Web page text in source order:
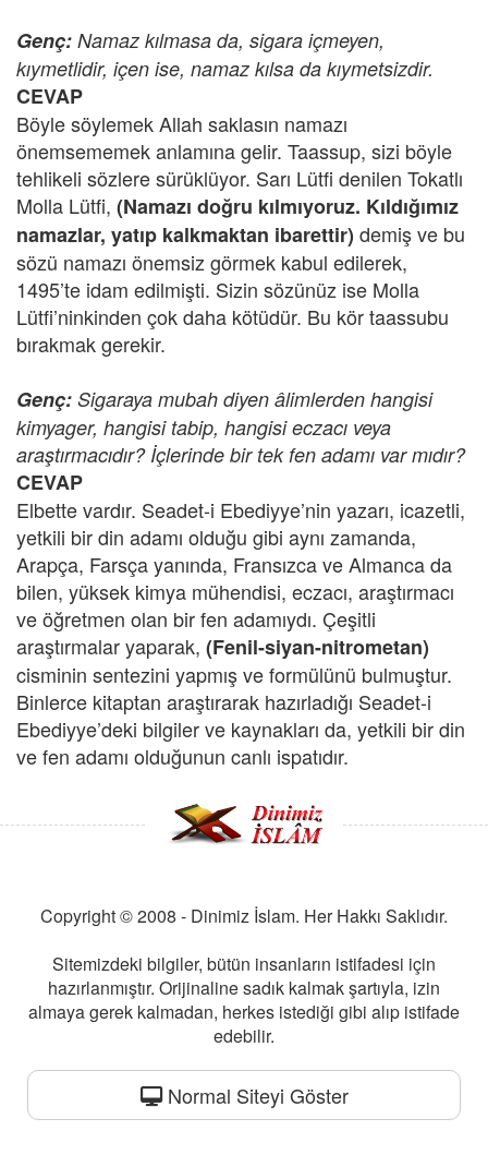
Genç: Namaz kılmasa da, sigara içmeyen,
kıymetlidir, içen ise, namaz kılsa da kıymetsizdir.
CEVAP
Böyle söylemek Allah saklasın namazı
önemsememek anlamına gelir. Taassup, sizi böyle
tehlikeli sözlere sürüklüyor. Sarı Lütfi denilen Tokatlı
Molla Lütfi, (Namazı doğru kılmıyoruz. Kıldığımız
namazlar, yatıp kalkmaktan ibarettir) demiş ve bu
sözü namazı önemsiz görmek kabul edilerek,
1495’te idam edilmişti. Sizin sözünüz ise Molla
Lütfi’ninkinden çok daha kötüdür. Bu kör taassubu
bırakmak gerekir.
Genç: Sigaraya mubah diyen âlimlerden hangisi
kimyager, hangisi tabip, hangisi eczacı veya
araştırmacıdır? İçlerinde bir tek fen adamı var mıdır?
CEVAP
Elbette vardır. Seadet-i Ebediyye’nin yazarı, icazetli,
yetkili bir din adamı olduğu gibi aynı zamanda,
Arapça, Farsça yanında, Fransızca ve Almanca da
bilen, yüksek kimya mühendisi, eczacı, araştırmacı
ve öğretmen olan bir fen adamıydı. Çeşitli
araştırmalar yaparak, (Fenil-siyan-nitrometan)
cisminin sentezini yapmış ve formülünü bulmuştur.
Binlerce kitaptan araştırarak hazırladığı Seadet-i
Ebediyye’deki bilgiler ve kaynakları da, yetkili bir din
ve fen adamı olduğunun canlı ispatıdır.
Copyright © 2008 - Dinimiz İslam. Her Hakkı Saklıdır.
Sitemizdeki bilgiler, bütün insanların istifadesi için
hazırlanmıştır. Orijinaline sadık kalmak şartıyla, izin
almaya gerek kalmadan, herkes istediği gibi alıp istifade
edebilir.
Normal Siteyi Göster